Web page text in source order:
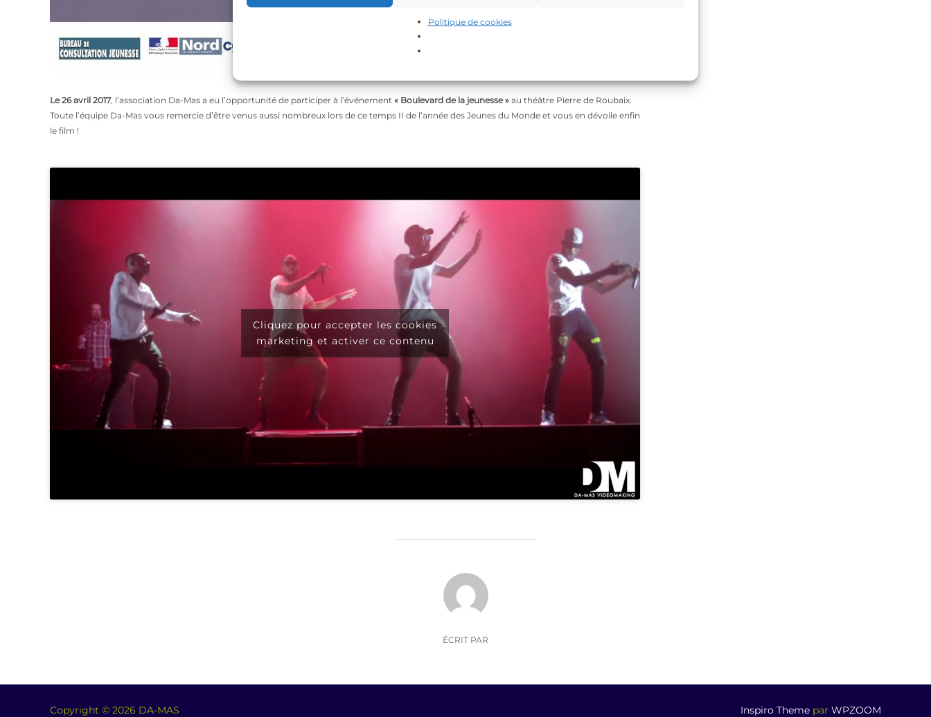
Politique de cookies
Le 26 avril 2017 , l’association Da-Mas a eu l’opportunité de participer à l’événement « Boulevard de la jeunesse » au théâtre Pierre de Roubaix.
Toute l’équipe Da-Mas vous remercie d’être venus aussi nombreux lors de ce temps II de l’année des Jeunes du Monde et vous en dévoile enfin
le film !
Cliquez pour accepter les cookies
marketing et activer ce contenu
AUTEUR DE LA PUBLICATION
ÉCRIT PAR
Copyright © 2026 DA-MAS Inspiro Theme par WPZOOM